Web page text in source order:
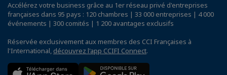
Accélérez votre business grâce au 1er réseau privé d'entreprises
françaises dans 95 pays : 120 chambres | 33 000 entreprises | 4 000
événements | 300 comités | 1 200 avantages exclusifs
Réservée exclusivement aux membres des CCI Françaises à
l'International, découvrez l'app CCIFI Connect.